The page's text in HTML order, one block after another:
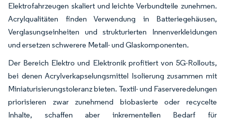
Elektrofahrzeugen skaliert und leichte Verbundteile zunehmen.
Acrylqualitäten finden Verwendung in Batteriegehäusen,
Verglasungseinheiten und strukturierten Innenverkleidungen
und ersetzen schwerere Metall- und Glaskomponenten.
Der Bereich Elektro und Elektronik profitiert von 5G-Rollouts,
bei denen Acrylverkapselungsmittel Isolierung zusammen mit
Miniaturisierungstoleranz bieten. Textil- und Faserveredelungen
priorisieren zwar zunehmend biobasierte oder recycelte
Inhalte, schaffen aber inkrementellen Bedarf für